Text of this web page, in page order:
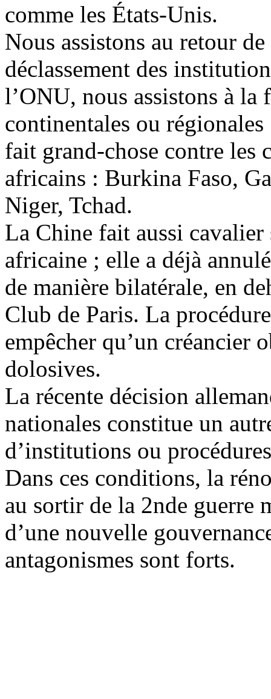
comme les États-Unis.
Nous assistons au retour
déclassement des
l’ONU, nous assistons à
continentales ou
fait grand-chose contre les
africains : Burkina Faso,
Niger, Tchad.
La Chine fait aussi cavalier
africaine ; elle a déjà
de manière bilatérale, en
Club de Paris. La
empêcher qu’un créancier
dolosives.
La récente décision
nationales constitue un
d’institutions ou
Dans ces conditions, la
au sortir de la 2nde guerre
d’une nouvelle
antagonismes sont forts.